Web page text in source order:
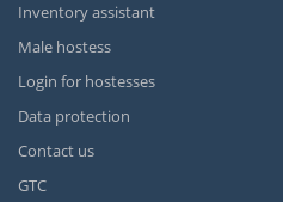
Inventory assistant
Male hostess
Login for hostesses
Data protection
Contact us
GTC